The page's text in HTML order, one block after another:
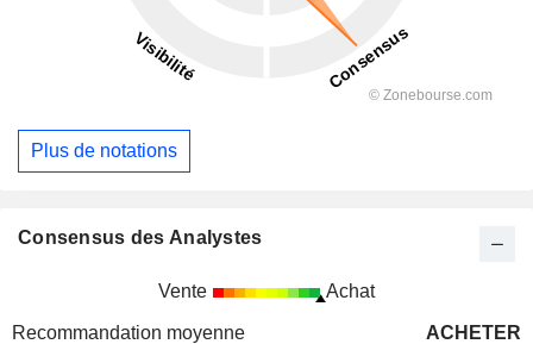
Plus de notations
Consensus des Analystes
Vente Achat
Recommandation moyenne
ACHETER